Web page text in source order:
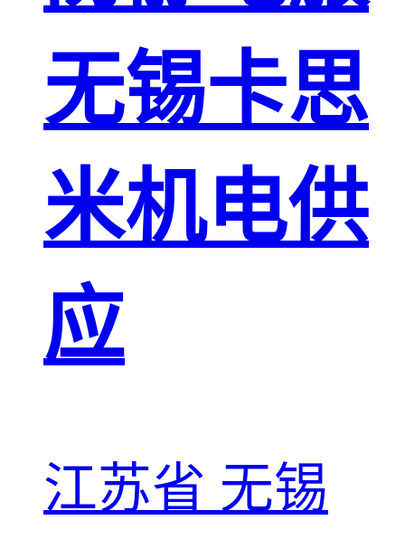
无锡卡思
米机电供
应
江苏省 无锡